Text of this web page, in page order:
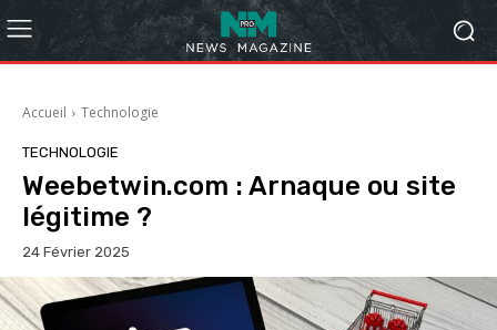
Accueil Technologie
TECHNOLOGIE
Weebetwin.com : Arnaque ou site
légitime ?
24 Février 2025